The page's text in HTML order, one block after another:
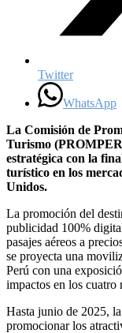
Twitter
WhatsApp
La Comisión de
Turismo
estratégica con la
turístico en los
Unidos.
La promoción del
publicidad 100%
pasajes aéreos a
se proyecta una
Perú con una
impactos en los cuatro
Hasta junio de 2025,
promocionar los